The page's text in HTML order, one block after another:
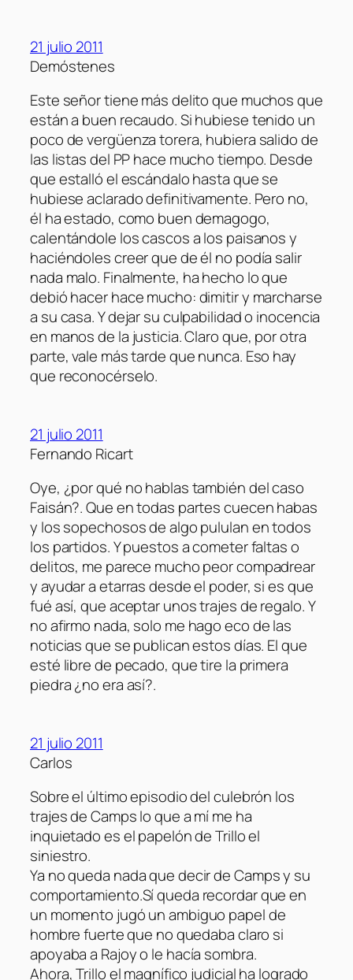
21 julio 2011
Demóstenes
Este señor tiene más delito que muchos que
están a buen recaudo. Si hubiese tenido un
poco de vergüenza torera, hubiera salido de
las listas del PP hace mucho tiempo. Desde
que estalló el escándalo hasta que se
hubiese aclarado definitivamente. Pero no,
él ha estado, como buen demagogo,
calentándole los cascos a los paisanos y
haciéndoles creer que de él no podía salir
nada malo. Finalmente, ha hecho lo que
debió hacer hace mucho: dimitir y marcharse
a su casa. Y dejar su culpabilidad o inocencia
en manos de la justicia. Claro que, por otra
parte, vale más tarde que nunca. Eso hay
que reconocérselo.
21 julio 2011
Fernando Ricart
Oye, ¿por qué no hablas también del caso
Faisán?. Que en todas partes cuecen habas
y los sopechosos de algo pululan en todos
los partidos. Y puestos a cometer faltas o
delitos, me parece mucho peor compadrear
y ayudar a etarras desde el poder, si es que
fué así, que aceptar unos trajes de regalo. Y
no afirmo nada, solo me hago eco de las
noticias que se publican estos días. El que
esté libre de pecado, que tire la primera
piedra ¿no era así?.
21 julio 2011
Carlos
Sobre el último episodio del culebrón los
trajes de Camps lo que a mí me ha
inquietado es el papelón de Trillo el
siniestro.
Ya no queda nada que decir de Camps y su
comportamiento.Sí queda recordar que en
un momento jugó un ambiguo papel de
hombre fuerte que no quedaba claro si
apoyaba a Rajoy o le hacía sombra.
Ahora, Trillo el magnífico judicial ha logrado